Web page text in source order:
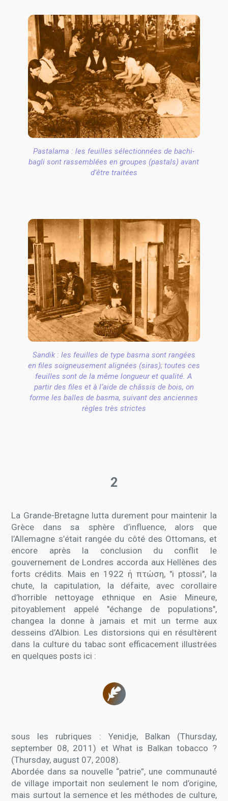
Pastalama : les feuilles sélectionnées de bachi-
bagli sont rassemblées en groupes (pastals) avant
d’être traitées
Sandik : les feuilles de type basma sont rangées
en files soigneusement alignées (siras); toutes ces
feuilles sont de la même longueur et qualité. A
partir des files et à l’aide de châssis de bois, on
forme les balles de basma, suivant des anciennes
règles très strictes
2
La Grande-Bretagne lutta durement pour maintenir la
Grèce dans sa sphère d’influence, alors que
l’Allemagne s’était rangée du côté des Ottomans, et
encore après la conclusion du conflit le
gouvernement de Londres accorda aux Hellènes des
forts crédits. Mais en 1922 ή πτώση, "i ptossi", la
chute, la capitulation, la défaite, avec corollaire
d’horrible nettoyage ethnique en Asie Mineure,
pitoyablement appelé "échange de populations",
changea la donne à jamais et mit un terme aux
desseins d’Albion. Les distorsions qui en résultèrent
dans la culture du tabac sont efficacement illustrées
en quelques posts ici :
sous les rubriques : Yenidje, Balkan (Thursday,
september 08, 2011) et What is Balkan tobacco ?
(Thursday, august 07, 2008).
Abordée dans sa nouvelle “patrie”, une communauté
de village importait non seulement le nom d’origine,
mais surtout la semence et les méthodes de culture,